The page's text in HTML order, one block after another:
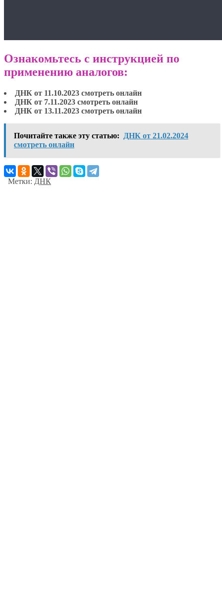
Ознакомьтесь с инструкцией по
применению аналогов:
ДНК от 11.10.2023 смотреть онлайн
ДНК от 7.11.2023 смотреть онлайн
ДНК от 13.11.2023 смотреть онлайн
Почитайте также эту статью:
ДНК от 21.02.2024
смотреть онлайн
Метки: ДНК